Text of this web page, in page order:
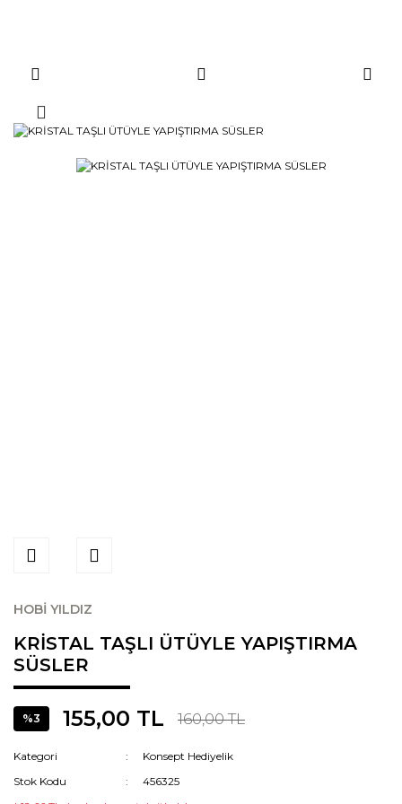
HOBİ YILDIZ
KRİSTAL TAŞLI ÜTÜYLE YAPIŞTIRMA
SÜSLER
%3 155,00 TL 160,00 TL
Kategori
Konsept Hediyelik
Stok Kodu
456325